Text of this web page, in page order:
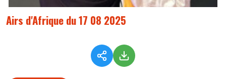
Airs d'Afrique du 17 08 2025